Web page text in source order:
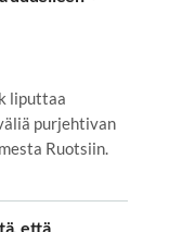
liputtaa
purjehtivan
Ruotsiin.
että